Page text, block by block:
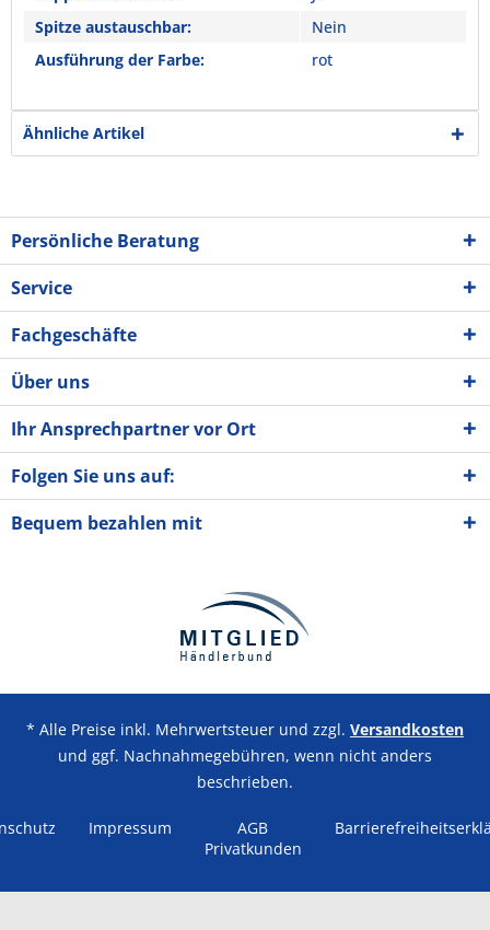
Spitze austauschbar:
Nein
Ausführung der Farbe:
rot
Ähnliche Artikel
Persönliche Beratung
Service
Fachgeschäfte
Über uns
Ihr Ansprechpartner vor Ort
Folgen Sie uns auf:
Bequem bezahlen mit
* Alle Preise inkl. Mehrwertsteuer und zzgl. Versandkosten
und ggf. Nachnahmegebühren, wenn nicht anders
beschrieben.
Impressum
AGB
Privatkunden